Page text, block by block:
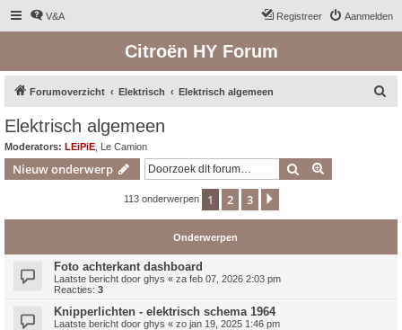
V&A Aanmelden
Registreer
Citroën HY Forum
Forumoverzicht Elektrisch Elektrisch algemeen
Elektrisch algemeen
Moderators: LEiPiE Le Camion
Nieuw onderwerp Zoek
113 onderwerpen 1 2 3
Onderwerpen
Foto achterkant dashboard
Laatste bericht door ghys « za feb 07, 2026 2:03 pm
Reacties: 3
Knipperlichten - elektrisch schema 1964
Laatste bericht door ghys « zo jan 19, 2025 1:46 pm